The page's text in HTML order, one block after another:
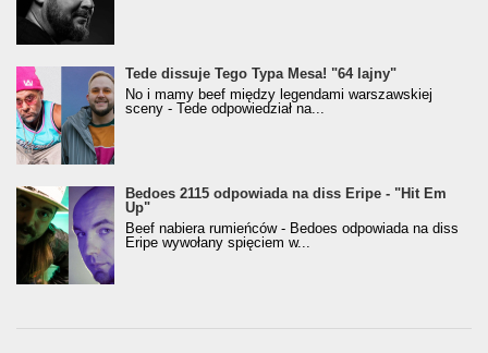
Tede dissuje Tego Typa Mesa! "64 lajny"
No i mamy beef między legendami warszawskiej
sceny - Tede odpowiedział na...
Bedoes 2115 odpowiada na diss Eripe - "Hit Em
Up"
Beef nabiera rumieńców - Bedoes odpowiada na diss
Eripe wywołany spięciem w...